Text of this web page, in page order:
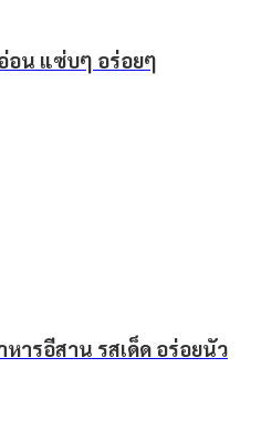
อน แซ่บๆ อร่อยๆ
หารอีสาน รสเด็ด อร่อยนัว